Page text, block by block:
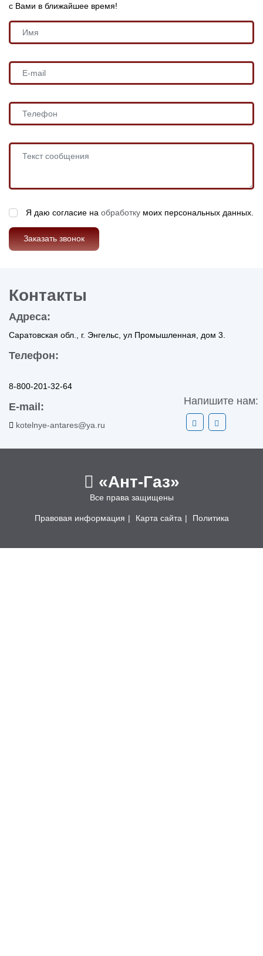
с Вами в ближайшее время!
Я даю согласие на обработку моих персональных данных.
Заказать звонок
Контакты
Адреса:
Саратовская обл., г. Энгельс, ул Промышленная, дом 3.
Телефон:
8-800-201-32-64
E-mail:
kotelnye-antares@ya.ru
Напишите нам:
«Ант-Газ»
Все права защищены
Правовая информация | Карта сайта | Политика